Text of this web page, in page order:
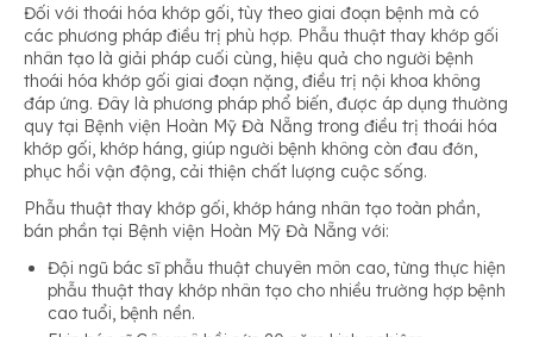
Đối với thoái hóa khớp gối, tùy theo giai đoạn bệnh mà có
các phương pháp điều trị phù hợp. Phẫu thuật thay khớp gối
nhân tạo là giải pháp cuối cùng, hiệu quả cho người bệnh
thoái hóa khớp gối giai đoạn nặng, điều trị nội khoa không
đáp ứng. Đây là phương pháp phổ biến, được áp dụng thường
quy tại Bệnh viện Hoàn Mỹ Đà Nẵng trong điều trị thoái hóa
khớp gối, khớp háng, giúp người bệnh không còn đau đớn,
phục hồi vận động, cải thiện chất lượng cuộc sống.
Phẫu thuật thay khớp gối, khớp háng nhân tạo toàn phần,
bán phần tại Bệnh viện Hoàn Mỹ Đà Nẵng với:
Đội ngũ bác sĩ phẫu thuật chuyên môn cao, từng thực hiện
phẫu thuật thay khớp nhân tạo cho nhiều trường hợp bệnh
cao tuổi, bệnh nền.